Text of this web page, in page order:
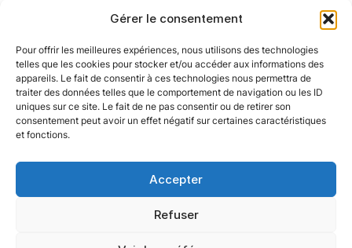
Gérer le consentement
Pour offrir les meilleures expériences, nous utilisons des technologies
telles que les cookies pour stocker et/ou accéder aux informations des
appareils. Le fait de consentir à ces technologies nous permettra de
traiter des données telles que le comportement de navigation ou les ID
uniques sur ce site. Le fait de ne pas consentir ou de retirer son
consentement peut avoir un effet négatif sur certaines caractéristiques
et fonctions.
Accepter
Refuser
vérifié par un auteur humain.
Notre politique
Nos agences
Nos autres marques
Nos réseaux